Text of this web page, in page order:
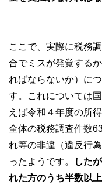
ここで、実際に税務
合でミスが発覚する
ればならないか）に
す。これについては
えば令和４年度の所
全体の税務調査件数
れ等の非違（違反行
ったようです。
した
れた方のうち半数以